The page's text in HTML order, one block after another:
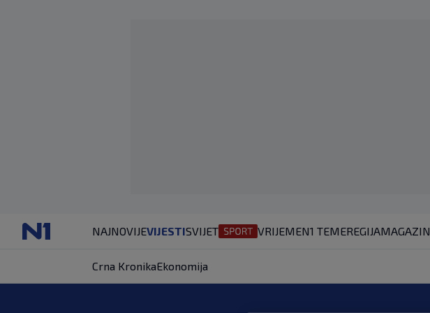
NAJNOVIJEVIJESTISVIJET VRIJEMEN1 TEMEREGIJAMAGAZIN
Crna KronikaEkonomija